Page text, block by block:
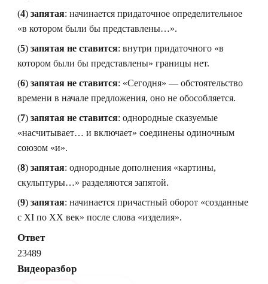
(4) запятая: начинается придаточное определительное
«в котором были бы представлены…».
(5) запятая не ставится: внутри придаточного «в
котором были бы представлены» границы нет.
(6) запятая не ставится: «Сегодня» — обстоятельство
времени в начале предложения, оно не обособляется.
(7) запятая не ставится: однородные сказуемые
«насчитывает… и включает» соединены одиночным
союзом «и».
(8) запятая: однородные дополнения «картины,
скульптуры…» разделяются запятой.
(9) запятая: начинается причастный оборот «созданные
с XI по XX век» после слова «изделия».
Ответ
23489
Видеоразбор